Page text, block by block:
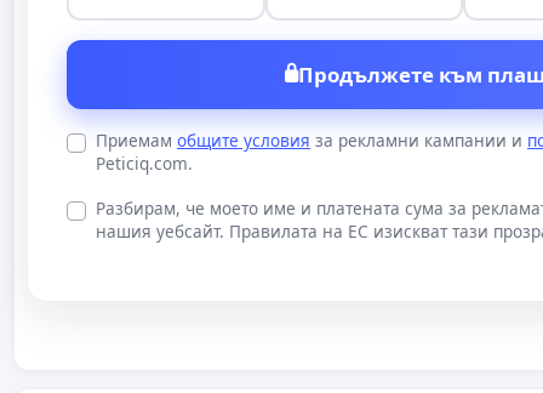
Продължете към
Приемам общите условия за рекламни кампании и
Peticiq.com.
Разбирам, че моето име и платената сума за
нашия уебсайт. Правилата на ЕС изискват тази